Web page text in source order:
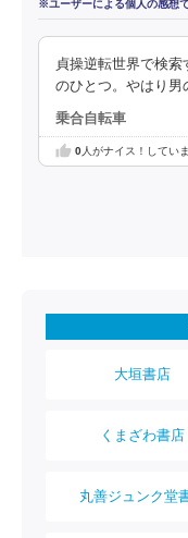
※ユーザーによる個人の感想
貞操逆転世界で検
のひとつ。やはり男
乗合自転車
0人がナイス！してい
大垣書店
くまざわ書店
丸善ジュンク堂